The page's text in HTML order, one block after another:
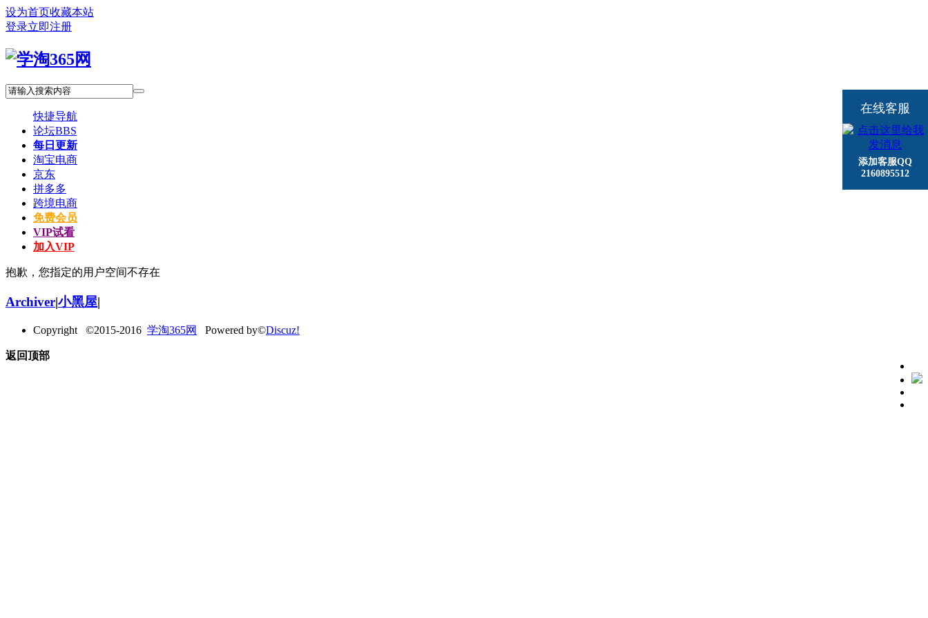
设为首页收藏本站
登录立即注册
快捷导航
论坛BBS
每日更新
淘宝电商
京东
拼多多
跨境电商
免费会员
VIP试看
加入VIP
抱歉，您指定的用户空间不存在
在线客服
添加客服QQ
2160895512
Archiver|小黑屋|
Copyright ©2015-2016 学淘365网 Powered by©Discuz!
返回顶部